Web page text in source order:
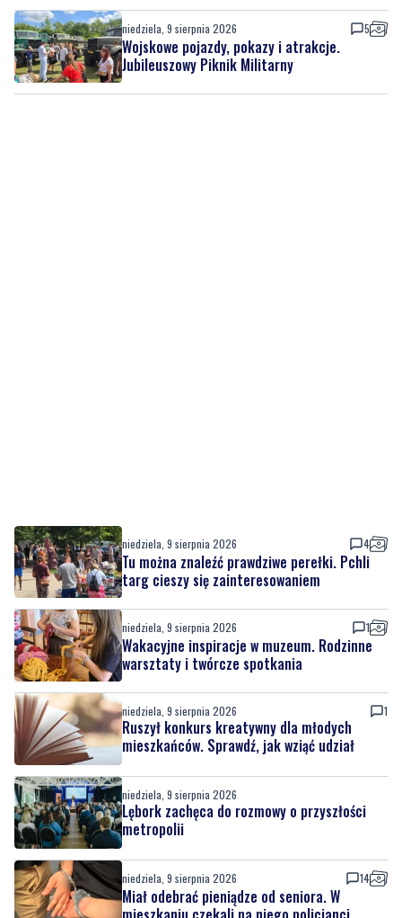
niedziela, 9 sierpnia 2026 2
Nowa strefa rekreacji powstała w ramach
Budżetu Obywatelskiego
niedziela, 9 sierpnia 2026 5
niedziela, 9 sierpnia 2026 4
Tu można znaleźć prawdziwe perełki. Pchli
targ cieszy się zainteresowaniem
niedziela, 9 sierpnia 2026 1
Wakacyjne inspiracje w muzeum. Rodzinne
warsztaty i twórcze spotkania
niedziela, 9 sierpnia 2026 1
Ruszył konkurs kreatywny dla młodych
mieszkańców. Sprawdź, jak wziąć udział
niedziela, 9 sierpnia 2026
Lębork zachęca do rozmowy o przyszłości
metropolii